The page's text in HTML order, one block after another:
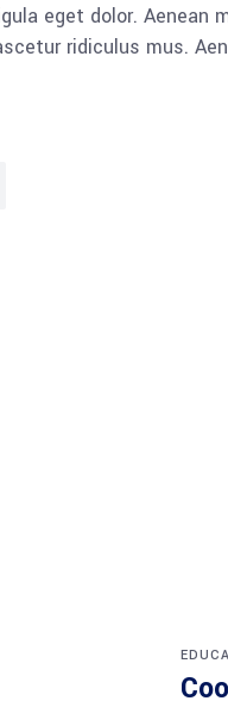
eget dolor. Aenean
ridiculus mus.